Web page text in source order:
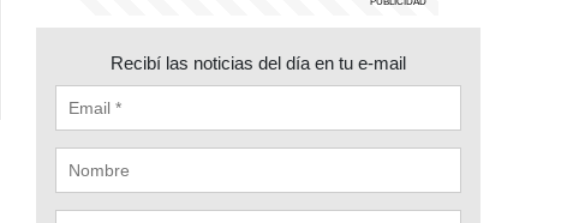
Recibí las noticias del día en tu e-mail